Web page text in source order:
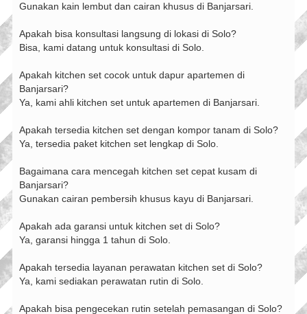
Gunakan kain lembut dan cairan khusus di Banjarsari.
Apakah bisa konsultasi langsung di lokasi di Solo?
Bisa, kami datang untuk konsultasi di Solo.
Apakah kitchen set cocok untuk dapur apartemen di
Banjarsari?
Ya, kami ahli kitchen set untuk apartemen di Banjarsari.
Apakah tersedia kitchen set dengan kompor tanam di Solo?
Ya, tersedia paket kitchen set lengkap di Solo.
Bagaimana cara mencegah kitchen set cepat kusam di
Banjarsari?
Gunakan cairan pembersih khusus kayu di Banjarsari.
Apakah ada garansi untuk kitchen set di Solo?
Ya, garansi hingga 1 tahun di Solo.
Apakah tersedia layanan perawatan kitchen set di Solo?
Ya, kami sediakan perawatan rutin di Solo.
Apakah bisa pengecekan rutin setelah pemasangan di Solo?